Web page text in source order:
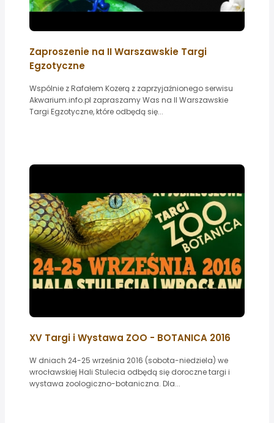
Zaproszenie na II Warszawskie Targi
Egzotyczne
Wspólnie z Rafałem Kozerą z zaprzyjaźnionego serwisu
Akwarium.info.pl zapraszamy Was na II Warszawskie
Targi Egzotyczne, które odbędą się...
XV Targi i Wystawa ZOO - BOTANICA 2016
W dniach 24-25 września 2016 (sobota-niedziela) we
wrocławskiej Hali Stulecia odbędą się doroczne targi i
wystawa zoologiczno-botaniczna. Dla...